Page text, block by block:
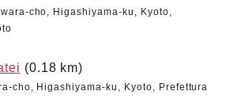
cho, Higashiyama-ku, Kyoto,
(0.18 km)
cho, Higashiyama-ku, Kyoto, Prefettura